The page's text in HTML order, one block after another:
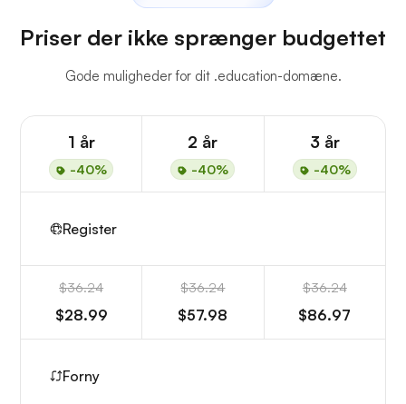
Priser der ikke sprænger budgettet
Gode muligheder for dit .education-domæne.
1 år
-40%
2 år
-40%
3 år
-40%
Register
$36.24
$28.99
$36.24
$57.98
$36.24
$86.97
Forny